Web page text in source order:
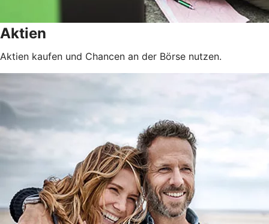
Aktien
Aktien kaufen und Chancen an der Börse nutzen.